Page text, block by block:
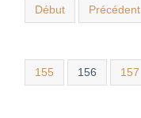
Début Précédent
155 156 157